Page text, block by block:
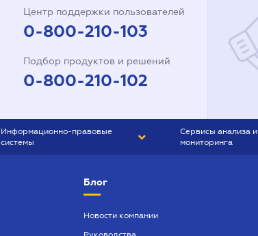
Центр поддержки пользователей
0-800-210-103
Подбор продуктов и решений
0-800-210-102
Информационно-правовые
системы
Сервисы анализа и
мониторинга
Блог
Новости компании